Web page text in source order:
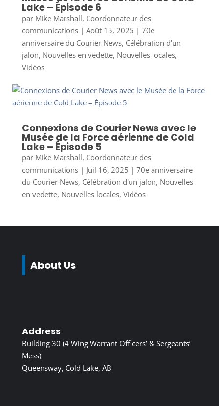
Lake – Épisode 6
par Mike Marshall, Coordonnateur des
communications| Août 15, 2025 | 70e
anniversaire du Courier News, Célébration d'un
jalon, Nouvelles en vedette, Nouvelles locales,
Vidéos
Connexions de Courier News avec le
Musée de la Force aérienne de Cold
Lake – Épisode 5
par Mike Marshall, Coordonnateur des
communications| Juil 16, 2025 | 70e anniversaire
du Courier News, Célébration d'un jalon, Nouvelles
en vedette, Nouvelles locales, Vidéos
About Us
Address
Building 30 (4 Wing Warrant Officers’ & Sergeants’
Mess)
Queensway, Cold Lake, AB